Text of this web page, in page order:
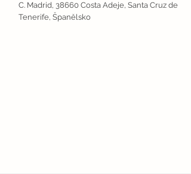
C. Madrid, 38660 Costa Adeje, Santa Cruz de
Tenerife, Španělsko